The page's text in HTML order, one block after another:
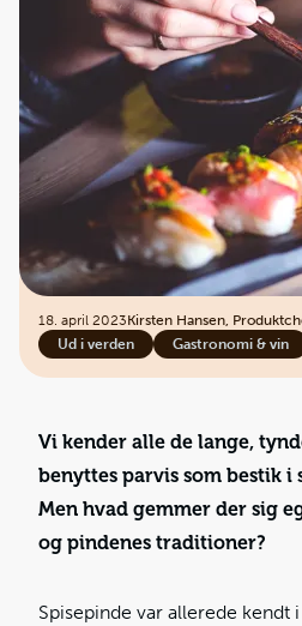
18. april 2023Kirsten Hansen,
Ud i verden
Gastronomi & vin
Vi kender alle de lange,
benyttes parvis som bestik i
Men hvad gemmer der sig
og pindenes traditioner?
Spisepinde var allerede kendt